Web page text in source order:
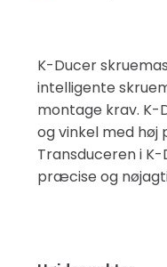
K-Ducer
intelligente
montage krav. K-
og vinkel med
Transduceren i
præcise og